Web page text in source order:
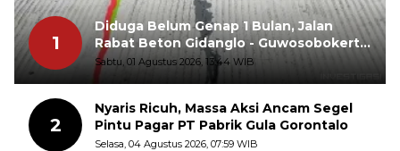
1
Diduga Belum Genap 1 Bulan, Jalan
Rabat Beton Gidanglo - Guwosobokerto
Sudah Pecah
Sabtu, 01 Agustus 2026, 13:44 WIB
2
Nyaris Ricuh, Massa Aksi Ancam Segel
Pintu Pagar PT Pabrik Gula Gorontalo
Selasa, 04 Agustus 2026, 07:59 WIB